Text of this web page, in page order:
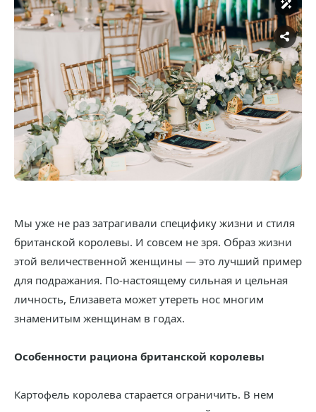
Мы уже не раз затрагивали специфику жизни и стиля
британской королевы. И совсем не зря. Образ жизни
этой величественной женщины — это лучший пример
для подражания. По-настоящему сильная и цельная
личность, Елизавета может утереть нос многим
знаменитым женщинам в годах.
Особенности рациона британской королевы
Картофель королева старается ограничить. В нем